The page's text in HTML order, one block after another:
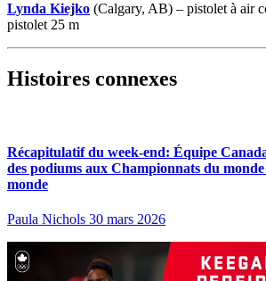
Lynda Kiejko (Calgary, AB) – pistolet à air
pistolet 25 m
Histoires connexes
Récapitulatif du week-end: Équipe
des podiums aux Championnats du
monde
Paula Nichols 30 mars 2026